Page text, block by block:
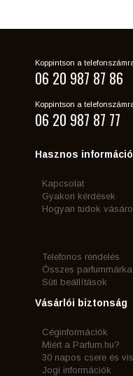
Koppintson a
06 20 987 87 86
Koppintson a
06 20 987 87 77
Hasznos
Kapcsolat
Gyakori kérdések
Hogyan tudok
Telefonos rendelés
Összes parfummárka
Süti beállítások
Vásárlói biztonság
Céginformációk
Miért a Parfum.hu?
30 napos csere és
Jogi információk